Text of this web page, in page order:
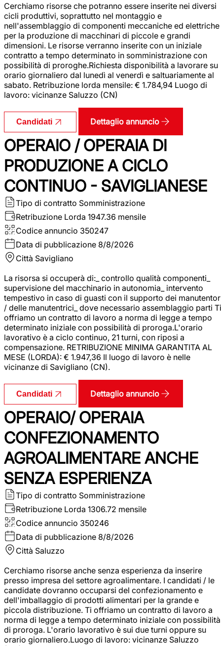
Cerchiamo risorse che potranno essere inserite nei diversi
cicli produttivi, soprattutto nel montaggio e
nell'assemblaggio di componenti meccaniche ed elettriche
per la produzione di macchinari di piccole e grandi
dimensioni. Le risorse verranno inserite con un iniziale
contratto a tempo determinato in somministrazione con
possibilità di proroghe.Richiesta disponibilità a lavorare su
orario giornaliero dal lunedì al venerdì e saltuariamente al
sabato. Retribuzione lorda mensile: € 1.784,94 Luogo di
lavoro: vicinanze Saluzzo (CN)
Candidati Dettaglio annuncio
OPERAIO / OPERAIA DI
PRODUZIONE A CICLO
CONTINUO - SAVIGLIANESE
Tipo di contratto Somministrazione
Retribuzione Lorda 1947.36 mensile
Codice annuncio 350247
Data di pubblicazione 8/8/2026
Città Savigliano
La risorsa si occuperà di:_ controllo qualità componenti_
supervisione del macchinario in autonomia_ intervento
tempestivo in caso di guasti con il supporto dei
/ delle manutentrici_ dove necessario assemblaggio parti Ti
offriamo un contratto di lavoro a norma di legge a tempo
determinato iniziale con possibilità di proroga.L'orario
lavorativo è a ciclo continuo, 21 turni, con riposi a
compensazione. RETRIBUZIONE MINIMA GARANTITA AL
MESE (LORDA): € 1.947,36 Il luogo di lavoro è nelle
vicinanze di Savigliano (CN).
Candidati Dettaglio annuncio
OPERAIO/ OPERAIA
CONFEZIONAMENTO
AGROALIMENTARE ANCHE
SENZA ESPERIENZA
Tipo di contratto Somministrazione
Retribuzione Lorda 1306.72 mensile
Codice annuncio 350246
Data di pubblicazione 8/8/2026
Città Saluzzo
Cerchiamo risorse anche senza esperienza da inserire
presso impresa del settore agroalimentare. I candidati / le
candidate dovranno occuparsi del confezionamento e
dell'imballaggio di prodotti alimentari per la grande e
piccola distribuzione. Ti offriamo un contratto di lavoro a
norma di legge a tempo determinato iniziale con possibilità
di proroga. L'orario lavorativo è sui due turni oppure su
orario giornaliero.Luogo di lavoro: vicinanze Saluzzo